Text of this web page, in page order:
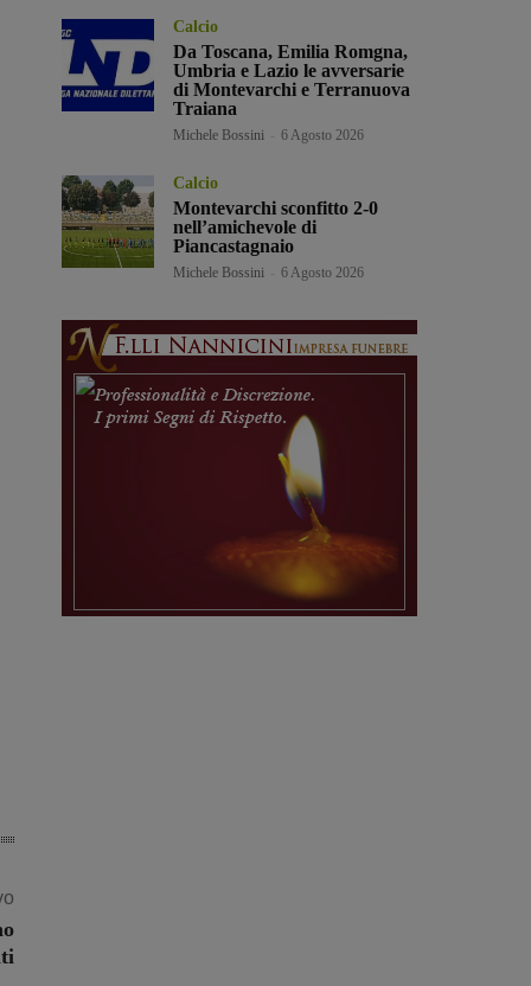
Calcio
Da Toscana, Emilia Romgna,
Umbria e Lazio le avversarie
di Montevarchi e Terranuova
Traiana
Michele Bossini 6 Agosto 2026
Calcio
Montevarchi sconfitto 2-0
nell’amichevole di
Piancastagnaio
Michele Bossini 6 Agosto 2026